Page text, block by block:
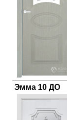
Эмма 10 ДО